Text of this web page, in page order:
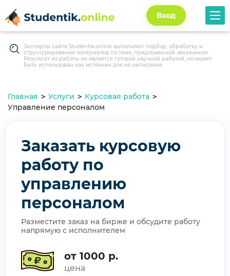
Вход
Эксперты сайта Studentik.online выполняют подбор, обработку и
структурирование материалов по теме, предложенной заказчиком.
Результат их работы не является готовой научной работой, но может
быть использован как источник для её написания.
Главная Услуги
Курсовая работа
Управление персоналом
Заказать курсовую
работу по
управлению
персоналом
Разместите заказ на бирже и обсудите работу
напрямую с исполнителем
от 1000 р.
цена